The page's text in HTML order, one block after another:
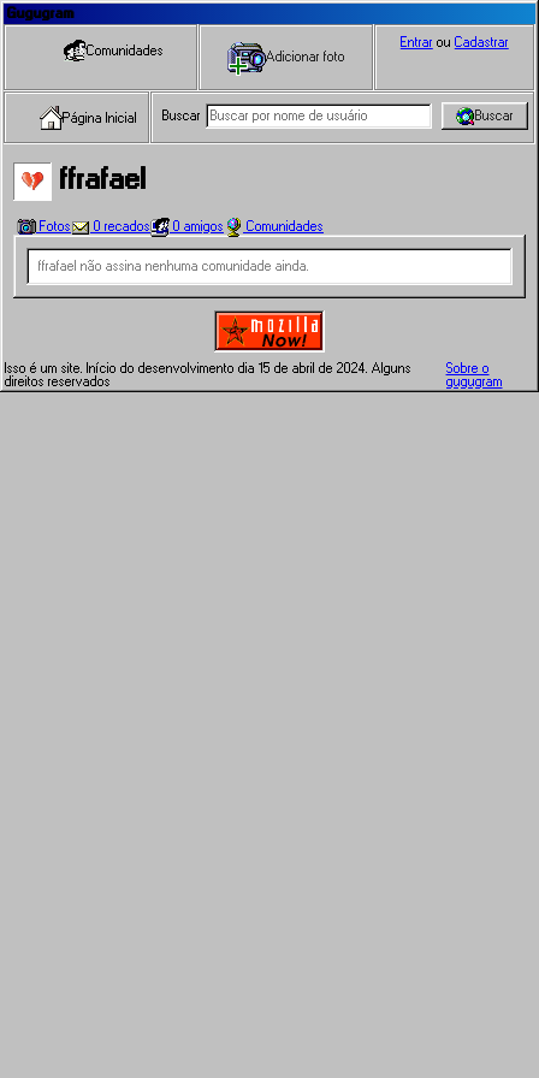
Gugugram
Página Inicial
Comunidades Adicionar foto
Buscar Buscar
Entrar ou Cadastrar
ffrafael
Fotos 0 recados 0 amigos Comunidades
ffrafael não assina nenhuma comunidade ainda.
Isso é um site. Início do desenvolvimento dia 15 de abril de 2024. Alguns
direitos reservados
Sobre o
gugugram